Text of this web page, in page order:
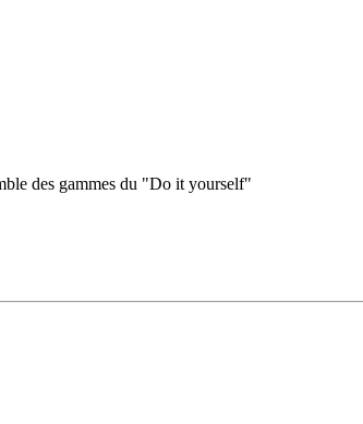
des gammes du "Do it yourself"